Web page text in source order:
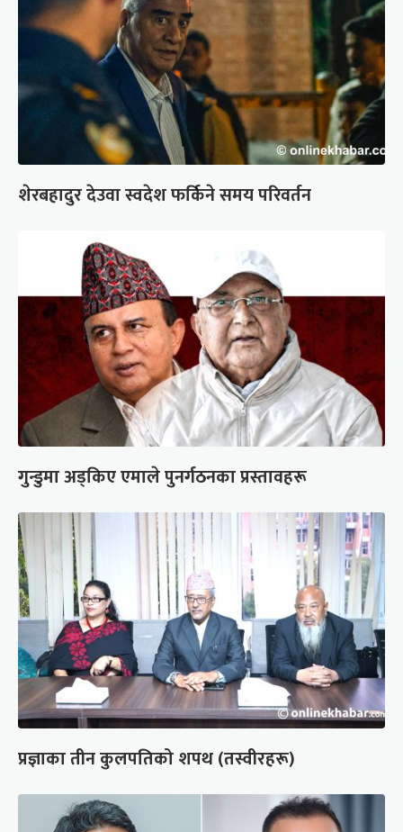
शेरबहादुर देउवा स्वदेश फर्किने समय परिवर्तन
गुन्डुमा अड्किए एमाले पुनर्गठनका प्रस्तावहरू
प्रज्ञाका तीन कुलपतिको शपथ (तस्वीरहरू)